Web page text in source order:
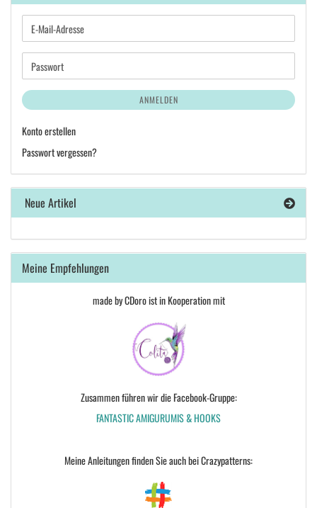
E-
Mail-
Adresse
Passwort
ANMELDEN
Konto erstellen
Passwort vergessen?
Neue Artikel
Meine Empfehlungen
made by CDoro ist in Kooperation mit
Zusammen führen wir die Facebook-Gruppe:
FANTASTIC AMIGURUMIS & HOOKS
Meine Anleitungen finden Sie auch bei Crazypatterns: